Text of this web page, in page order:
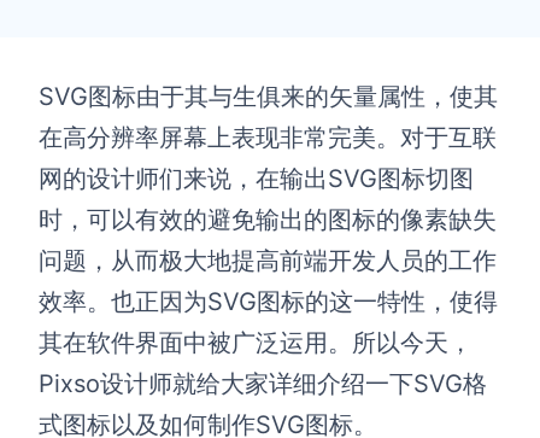
SVG图标由于其与生俱来的矢量属性，使其
在高分辨率屏幕上表现非常完美。对于互联
网的设计师们来说，在输出SVG图标切图
时，可以有效的避免输出的图标的像素缺失
问题，从而极大地提高前端开发人员的工作
效率。也正因为SVG图标的这一特性，使得
其在软件界面中被广泛运用。所以今天，
Pixso设计师就给大家详细介绍一下SVG格
式图标以及如何制作SVG图标。